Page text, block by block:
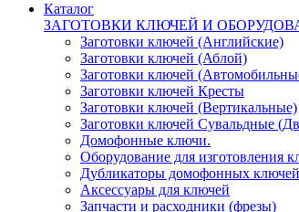
Каталог
ЗАГОТОВКИ КЛЮЧЕЙ И
Заготовки ключей (Английские)
Заготовки ключей (Аблой)
Заготовки ключей
Заготовки ключей Кресты
Заготовки ключей (Вертикальные)
Заготовки ключей Сувальдные
Домофонные ключи.
Оборудование для изготовления
Дубликаторы домофонных
Аксессуары для ключей
Запчасти и расходники (фрезы)